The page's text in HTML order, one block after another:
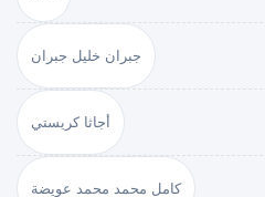
جبران خليل جبران
أجاثا كريستي
كامل محمد محمد عويضة